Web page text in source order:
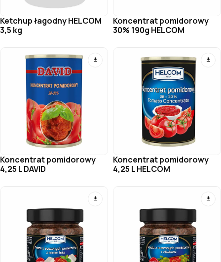
Ketchup łagodny HELCOM
3,5 kg
Koncentrat pomidorowy
30% 190g HELCOM
Koncentrat pomidorowy
4,25 L DAVID
Koncentrat pomidorowy
4,25 L HELCOM